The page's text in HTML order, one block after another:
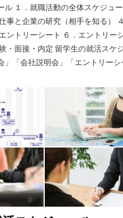
面接の応募を取り次いでもら
id="local_1803"
style="color:#525252; font-
ループ 日本に住む留
生たちが参加している
生が自分の職場のアルバイトの
していることがあります。ま
ルバイトの紹介をお願いする
と、だれかが返信してくれる場
ベトナム人向けFacebookグループ
baitoなど日本に住むベト
るFacebookグループがありま
屋、大阪などの地域ごとにグル
、求人情報の投稿もあります。 ただし、
の求人情報については、「
を支払ったが、仕事を紹介さ
の求人もチェックしてく
人向けの求人情報 WA.SA.Bi.は「日本で就
職したい！」と思っている外国
るために、外国人向けの求人情
いうページで求人情報をひん
いるのが特徴です。このページ
をベトナム語でも掲載しています。
公式サイトのJobHunting ペー
ジで紹介している求人に興味の
し、WA.SA.Bi.スタッフがその
社の雰囲気をよりくわしく説明
トナム語など）する求人説明
明会は「貿易事務」「ホテルのフ
ロント」「CAD設計」「IT関係」
ーごとに行われており、
] 奨学金の詳細情報（
象 大学生大学院生 応募期間 前期：例
年2～5月（支給は10月から）後
月（支給は4月から） 奨学金 毎月5万円～8
万円 支給期間 1年 応募方法 ・WEB 願書登録
id="local_1803" title="external link"
font-
詳細情報（支給団体のHP） 対象 高等専門
学校生専門学校生大学生短大生
究生も） 応募期間 例年12月～翌年1月 奨学金
10万円 支給期間 1年 応募書類 ・WEB申
込み・推薦状・在学証明書、成
留学生の母親」運動）
id="local_1803"
style="color:#525252; font-
詳細情報（支給団体のHP） 対象 専門学校
月（上級／必要な人のみ／学費免除）
生向けの４つのMEXT奨学金
学部留学生 学部留学生 募集分野 文系、理系
部 対象年齢 25 歳未満 応募条件 高卒
、奨学金申請時に日本の大学入
者は7年） 高等専門学校留学生 高等専門学校
集分野 機械、電気・電子、情報・通
信・ネットワーク、物質・材料
木、商船、その他 対象年齢 25 歳未満 応募条
件 高卒など 奨学金 毎月117,000円（地域加算
本語教育 1年（学費免除） 支給期間
（商船学専攻者は4.5年） 専修学校留学生
学校留学生 募集分野 工業、衛生、教育・
会福祉、商業実務、服飾・家
満 応募条件 高卒など 奨学
。外国人
が受け
いる 野菜などを自家栽培する
楽
地方都市では、東京などに比べて
けられませんでした。その結果
た。1人がインターンシップをする会社の数は平均３・６社です。インターンシップは大学や専門学校のキャリア支援室（キャリアセンター、就職支援室）で紹介してもらえます。 自己分析を進める上でも仕事の研究を深める上でもインターンシップは重要です。>アルバイトとは違う種類の仕事も体験できます。実際にその仕事をしてみることで、その仕事が自分に向いているかどうか、自分にはどのような長所や課題があるのか、どんな仕事が自分に向いているのか、会社を選ぶ際には何に着目したらよいかなど、さまざまなことが見えてきます。 ✔︎ 仕事内容を具体的に理解できる ✔︎ 自分の長所や課題が分かる ✔︎ 仕事に必要な知識・能力・スキルがわかる ✔︎ エントリーシートや面接でPRするための経験にもなる ✔︎ さまざまな助言をもらえる ✔︎ 会社を見る目が養われる 採用型のイン